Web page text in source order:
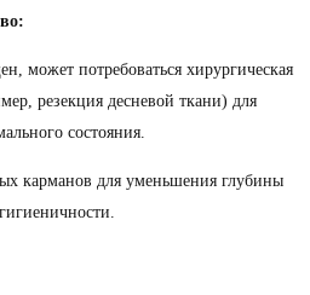
может потребоваться хирургическая
резекция десневой ткани) для
состояния.
карманов для уменьшения глубины